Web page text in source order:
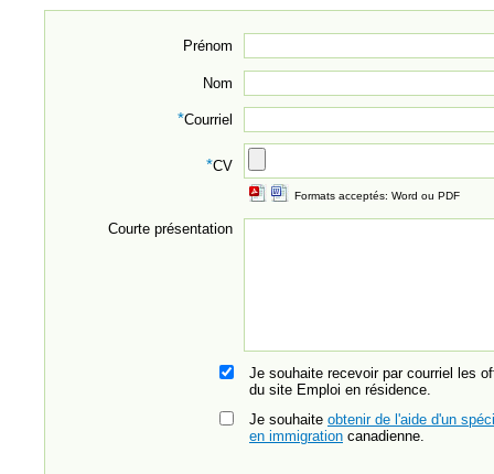
Prénom
Nom
*Courriel
*CV
Formats acceptés: Word ou PDF
Courte présentation
Je souhaite recevoir par courriel les
du site Emploi en résidence.
Je souhaite obtenir de l'aide d'un
en immigration canadienne.